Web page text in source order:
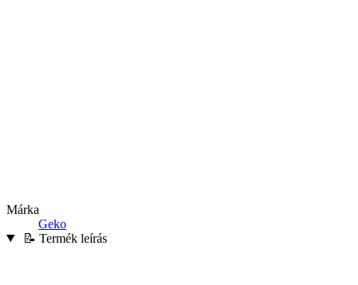
Márka
Geko
📝 Termék leírás